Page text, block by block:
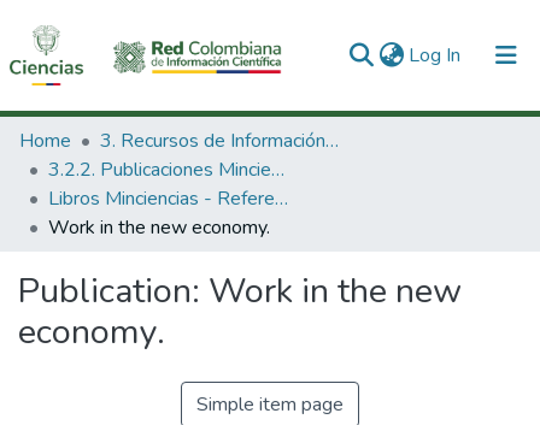
Log In (current)
Communities & Collections
All of DSpace
Statistics
Home
3. Recursos de Información Científica y Tecnológica
3.2.2. Publicaciones Minciencias
Libros Minciencias - Referenciales
Work in the new economy.
Publication: Work in the new
economy.
Simple item page